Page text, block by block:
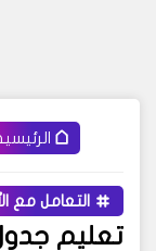
التعامل مع
تعليم